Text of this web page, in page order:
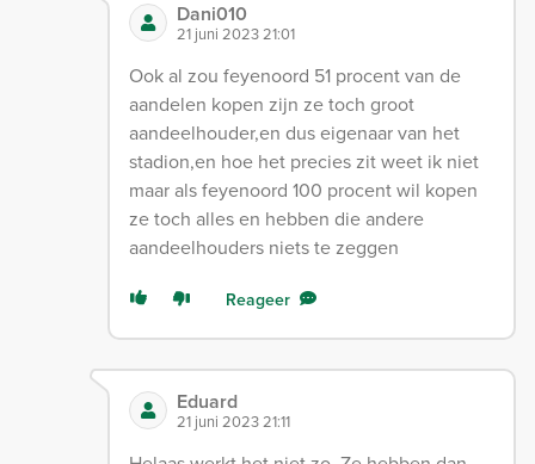
Dani010
21 juni 2023 21:01
Ook al zou feyenoord 51 procent van de
aandelen kopen zijn ze toch groot
aandeelhouder,en dus eigenaar van het
stadion,en hoe het precies zit weet ik niet
maar als feyenoord 100 procent wil kopen
ze toch alles en hebben die andere
aandeelhouders niets te zeggen
Reageer
Eduard
21 juni 2023 21:11